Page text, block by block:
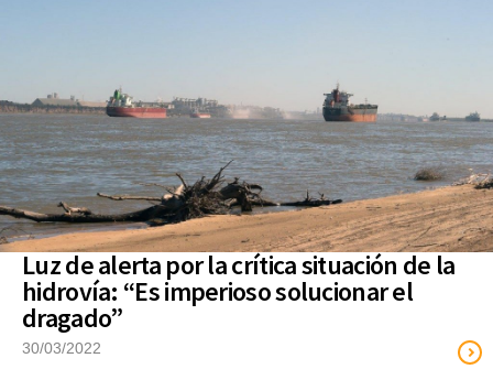
Luz de alerta por la crítica situación de la
hidrovía: “Es imperioso solucionar el
dragado”
30/03/2022